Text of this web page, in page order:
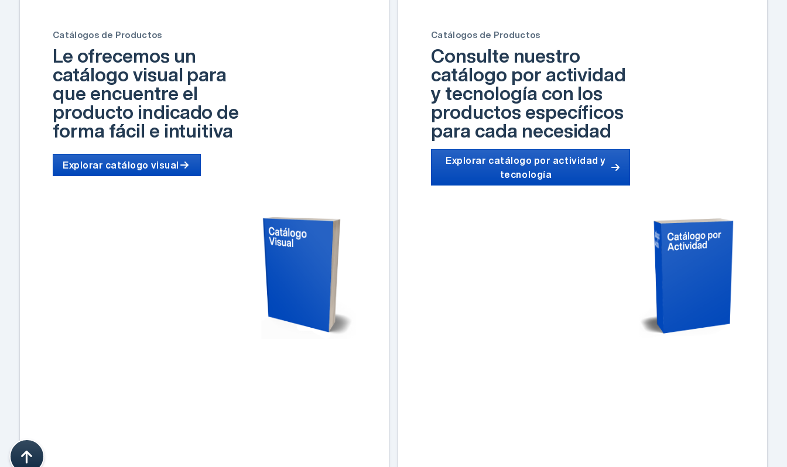
Catálogos de Productos
Le ofrecemos un
catálogo visual para
que encuentre el
producto indicado de
forma fácil e intuitiva
Explorar catálogo visual
Catálogos de Productos
Consulte nuestro
catálogo por actividad
y tecnología con los
productos específicos
para cada necesidad
Explorar catálogo por actividad y
tecnología